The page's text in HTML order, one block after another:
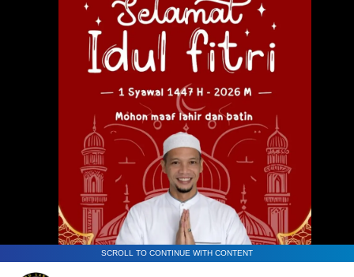
SCROLL TO CONTINUE WITH CONTENT